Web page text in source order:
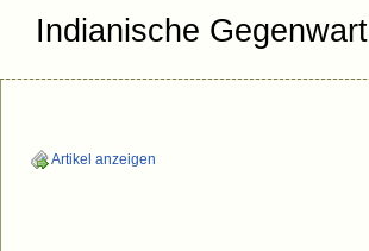
Indianische Gegenwart
Artikel anzeigen